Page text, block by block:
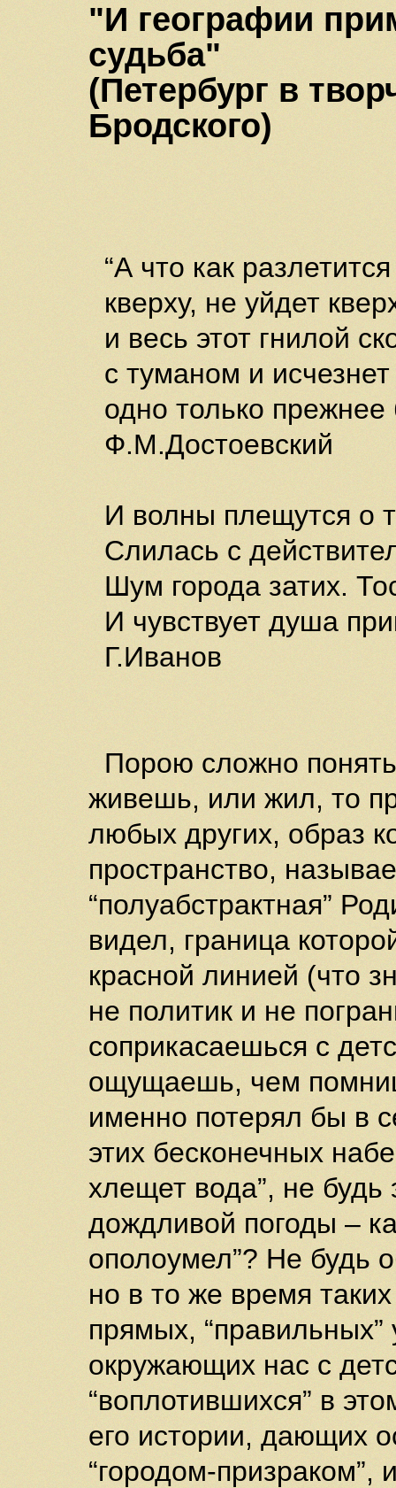
"И географии
судьба"
(Петербург в
Бродского)
“А что как
кверху, не уйдет
и весь этот гнилой
с туманом и
одно только прежнее
Ф.М.Достоевский
И волны плещутся о
Слилась с
Шум города затих.
И чувствует душа
Г.Иванов
Порою сложно
живешь, или жил, то
любых других, образ
пространство,
“полуабстрактная”
видел, граница
красной линией (что
не политик и не
соприкасаешься с
ощущаешь, чем
именно потерял бы в
этих бесконечных
хлещет вода”, не будь
дождливой погоды –
ополоумел”? Не будь
но в то же время
прямых,
окружающих нас с
“воплотившихся” в
его истории, дающих
“городом-призраком”,